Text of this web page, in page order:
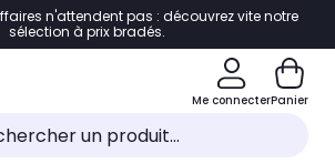
à la navigation
au pied de page
n'attendent pas : découvrez vite notre
sélection à prix bradés.
Me connecterPanier